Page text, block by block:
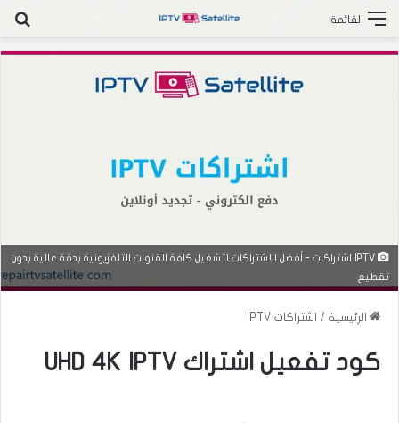
القائمة
IPTV اشتراكات - أفضل الاشتراكات لتشغيل كافة القنوات التلفزيونية بدقة عالية بدون
تقطيع
الرئيسية / اشتراكات IPTV
كود تفعيل اشتراك UHD 4K IPTV